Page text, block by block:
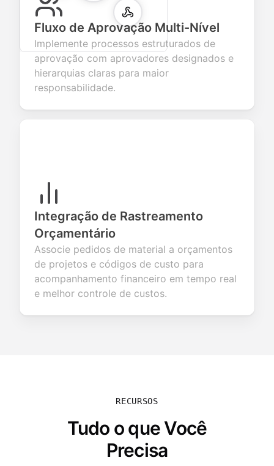
Fluxo de Aprovação Multi-Nível
Implemente processos estruturados de
aprovação com aprovadores designados e
hierarquias claras para maior
responsabilidade.
Integração de Rastreamento
Orçamentário
Associe pedidos de material a orçamentos
de projetos e códigos de custo para
acompanhamento financeiro em tempo real
e melhor controle de custos.
RECURSOS
Tudo o que Você
Precisa